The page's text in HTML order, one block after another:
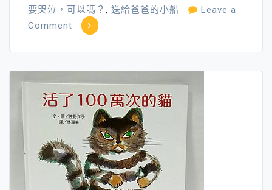
要哭泣，可以嗎？ , 送給爸爸的小船
Leave a
Comment on
教
繪
本
集
合